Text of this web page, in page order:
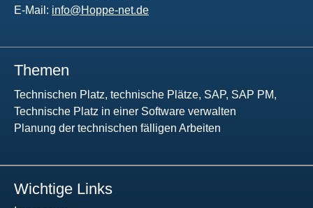
E-Mail: info@Hoppe-net.de
Themen
Technischen Platz, technische Plätze, SAP, SAP PM,
Technische Platz in einer Software verwalten
Planung der technischen fälligen Arbeiten
Wichtige Links